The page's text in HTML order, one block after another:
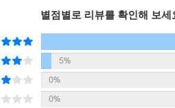
고 효과를 극대화하는 밴드 스트레칭
, 바른 자세 가이드
스트레칭의 시작이자 바른 몸의 기
별점별로 리뷰를 확인해 보세
5%
0%
0%